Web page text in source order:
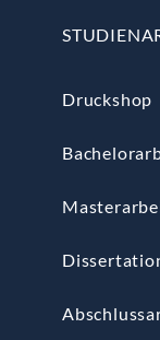
Druckshop